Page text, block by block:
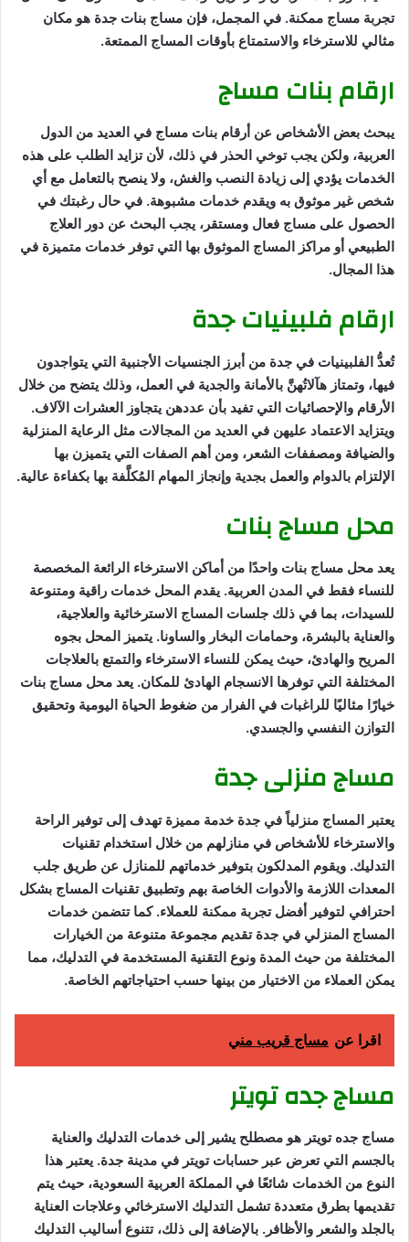
تجربة مساج ممكنة. في المجمل، فإن مساج بنات جدة هو مكان
مثالي للاسترخاء والاستمتاع بأوقات المساج الممتعة.
ارقام بنات مساج
يبحث بعض الأشخاص عن أرقام بنات مساج في العديد من الدول
العربية، ولكن يجب توخي الحذر في ذلك، لأن تزايد الطلب على هذه
الخدمات يؤدي إلى زيادة النصب والغش، ولا ينصح بالتعامل مع أي
شخص غير موثوق به ويقدم خدمات مشبوهة. في حال رغبتك في
الحصول على مساج فعال ومستقر، يجب البحث عن دور العلاج
الطبيعي أو مراكز المساج الموثوق بها التي توفر خدمات متميزة في
هذا المجال.
ارقام فلبينيات جدة
تُعدُّ الفلبينيات في جدة من أبرز الجنسيات الأجنبية التي يتواجدون
فيها، وتمتاز هآلاتُهنَّ بالأمانة والجدية في العمل، وذلك يتضح من خلال
الأرقام والإحصائيات التي تفيد بأن عددهن يتجاوز العشرات الآلاف.
ويتزايد الاعتماد عليهن في العديد من المجالات مثل الرعاية المنزلية
والضيافة ومصففات الشعر، ومن أهم الصفات التي يتميزن بها
الإلتزام بالدوام والعمل بجدية وإنجاز المهام المُكلَّفة بها بكفاءة عالية.
محل مساج بنات
يعد محل مساج بنات واحدًا من أماكن الاسترخاء الرائعة المخصصة
للنساء فقط في المدن العربية. يقدم المحل خدمات راقية ومتنوعة
للسيدات، بما في ذلك جلسات المساج الاسترخائية والعلاجية،
والعناية بالبشرة، وحمامات البخار والساونا. يتميز المحل بجوه
المريح والهادئ، حيث يمكن للنساء الاسترخاء والتمتع بالعلاجات
المختلفة التي توفرها الانسجام الهادئ للمكان. يعد محل مساج بنات
خيارًا مثاليًا للراغبات في الفرار من ضغوط الحياة اليومية وتحقيق
التوازن النفسي والجسدي.
مساج منزلى جدة
يعتبر المساج منزلياً في جدة خدمة مميزة تهدف إلى توفير الراحة
والاسترخاء للأشخاص في منازلهم من خلال استخدام تقنيات
التدليك. ويقوم المدلكون بتوفير خدماتهم للمنازل عن طريق جلب
المعدات اللازمة والأدوات الخاصة بهم وتطبيق تقنيات المساج بشكل
احترافي لتوفير أفضل تجربة ممكنة للعملاء. كما تتضمن خدمات
المساج المنزلي في جدة تقديم مجموعة متنوعة من الخيارات
المختلفة من حيث المدة ونوع التقنية المستخدمة في التدليك، مما
يمكن العملاء من الاختيار من بينها حسب احتياجاتهم الخاصة.
اقرا عن مساج قريب مني
مساج جده تويتر
مساج جده تويتر هو مصطلح يشير إلى خدمات التدليك والعناية
بالجسم التي تعرض عبر حسابات تويتر في مدينة جدة. يعتبر هذا
النوع من الخدمات شائعًا في المملكة العربية السعودية، حيث يتم
تقديمها بطرق متعددة تشمل التدليك الاسترخائي وعلاجات العناية
بالجلد والشعر والأظافر. بالإضافة إلى ذلك، تتنوع أساليب التدليك